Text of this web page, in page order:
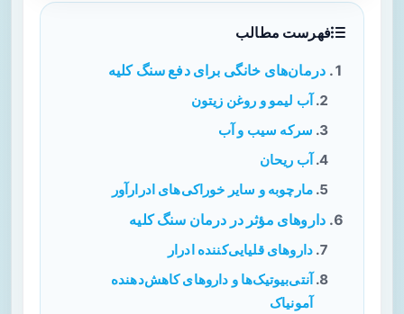
فهرست مطالب
درمان‌های خانگی برای دفع سنگ کلیه
آب لیمو و روغن زیتون
سرکه سیب و آب
آب ریحان
مارچوبه و سایر خوراکی‌های ادرارآور
داروهای مؤثر در درمان سنگ کلیه
داروهای قلیایی‌کننده ادرار
آنتی‌بیوتیک‌ها و داروهای کاهش‌دهنده
آمونیاک